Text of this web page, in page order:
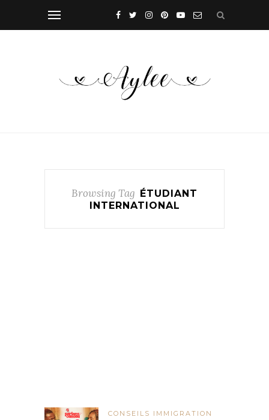
Browsing Tag
ÉTUDIANT
INTERNATIONAL
CONSEILS IMMIGRATION